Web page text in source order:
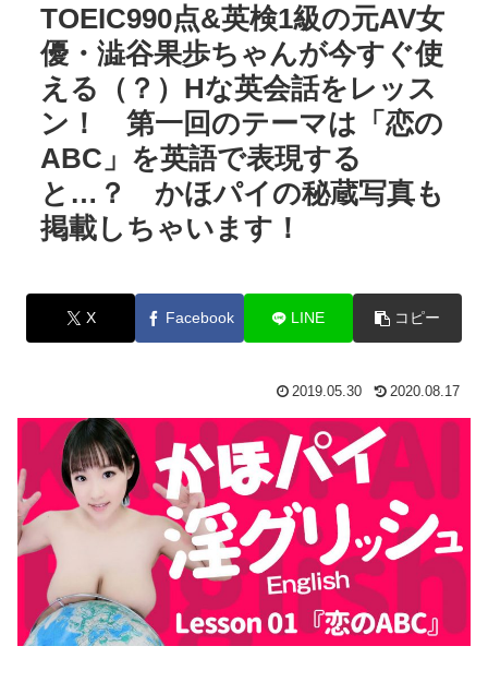
TOEIC990点&英検1級の元AV女
優・澁谷果歩ちゃんが今すぐ使
える（？）Hな英会話をレッス
ン！ 第一回のテーマは「恋の
ABC」を英語で表現する
と…？ かほパイの秘蔵写真も
掲載しちゃいます！
X Facebook LINE コピー
2019.05.30 2020.08.17